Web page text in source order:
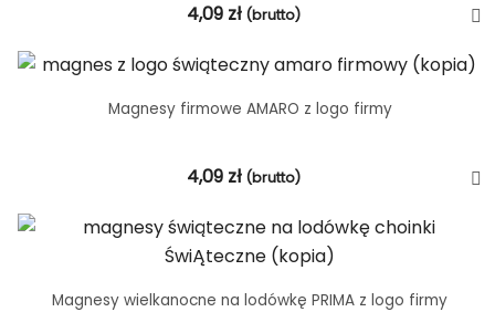
4,09 zł (brutto)
Magnesy firmowe AMARO z logo firmy
4,09 zł (brutto)
Magnesy wielkanocne na lodówkę PRIMA z logo firmy